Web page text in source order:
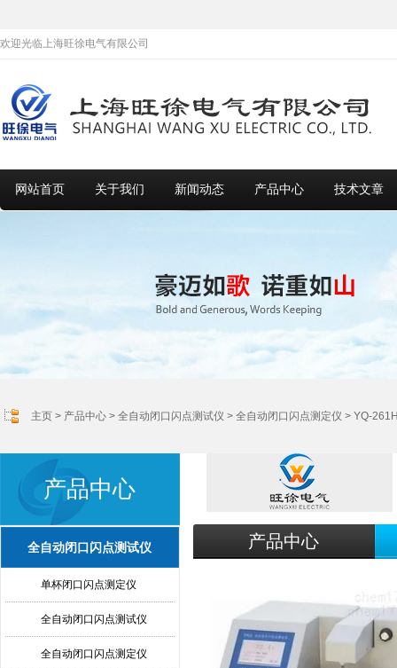
欢迎光临上海旺徐电气有限公司
网站首页 关于我们 新闻动态 产品中心 技术文章
主页 > 产品中心 > 全自动闭口闪点测试仪 > 全自动闭口闪点测定仪 > YQ-
产品中心
全自动闭口闪点测试仪
单杯闭口闪点测定仪
全自动闭口闪点测试仪
全自动闭口闪点测定仪
产品中心